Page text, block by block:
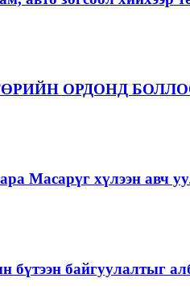
ОРДОНД
Масарүг хүлээн авч
байгуулалтыг